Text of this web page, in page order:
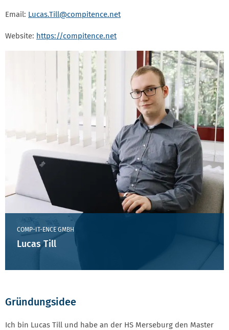
Email: Lucas.Till@compitence.net
Website: https://compitence.net
COMP-IT-ENCE GMBH
Lucas Till
Gründungsidee
Ich bin Lucas Till und habe an der HS Merseburg den Master